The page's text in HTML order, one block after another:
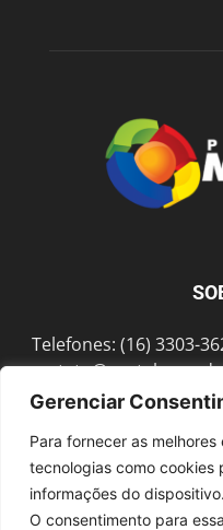
Gerenciar
Para fornecer as
tecnologias como cookies
informações do dispositivo.
O consentimento para
Telefones: (16) 3303-
Sex das 8h às 18h /